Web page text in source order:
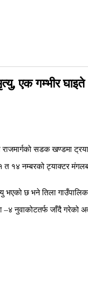
एक गम्भीर घाइते
राजमार्गको सडक खण्डमा
त १४ नम्बरको ट्याक्टर
भएको छ भने तिला
नुवाकोटतर्फ जाँदै गरेको